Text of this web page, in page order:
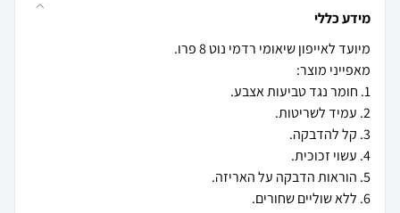
מידע כללי
6. ללא שוליים שחורים.